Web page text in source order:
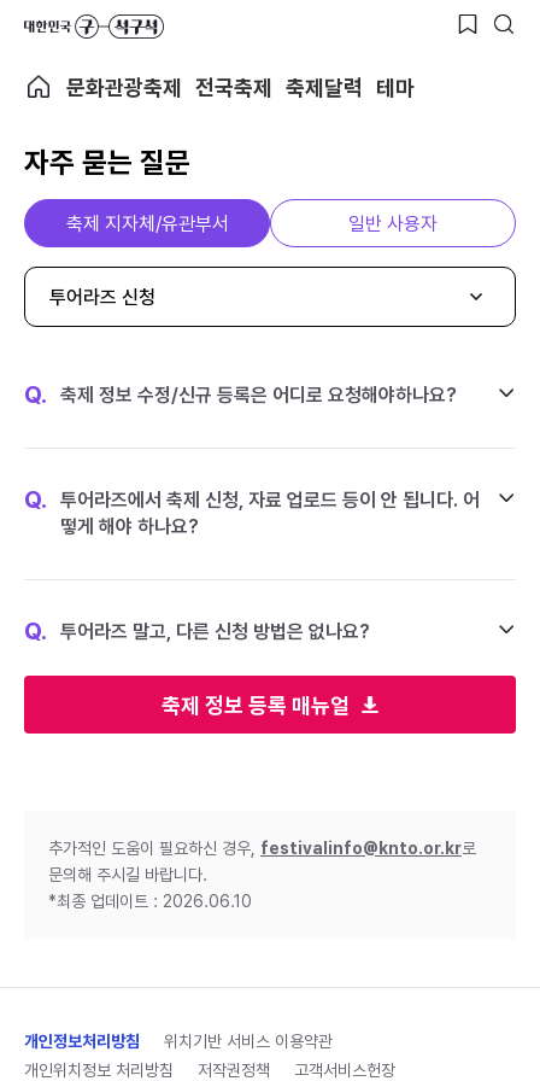
문화관광축제 전국축제 축제달력 테마
자주 묻는 질문
축제 정보 등록 매뉴얼
축제 지자체/유관부서 일반 사용자
투어라즈 신청
Q. 축제 정보 수정/신규 등록은 어디로 요청해야하나요?
Q.
투어라즈에서 축제 신청, 자료 업로드 등이 안 됩니다. 어
떻게 해야 하나요?
Q. 투어라즈 말고, 다른 신청 방법은 없나요?
추가적인 도움이 필요하신 경우, festivalinfo@knto.or.kr로
문의해 주시길 바랍니다.
*최종 업데이트 : 2026.06.10
개인정보처리방침
위치기반 서비스 이용약관
개인위치정보 처리방침
저작권정책 고객서비스헌장